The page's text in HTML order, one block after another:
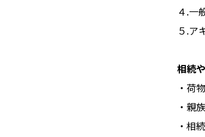
４.一
５.ア
相続
・荷
・親
・相